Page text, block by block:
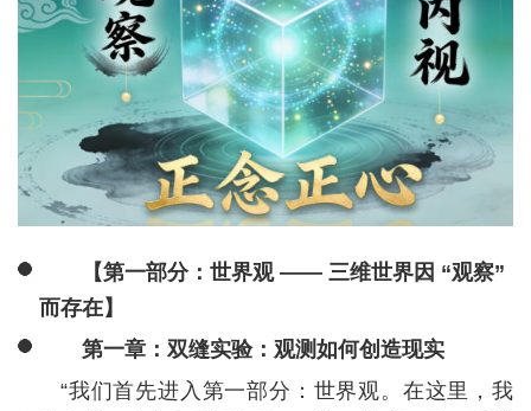
【第一部分：世界观 —— 三维世界因 “观察”
而存在】
第一章：双缝实验：观测如何创造现实
“我们首先进入第一部分：世界观。在这里，我